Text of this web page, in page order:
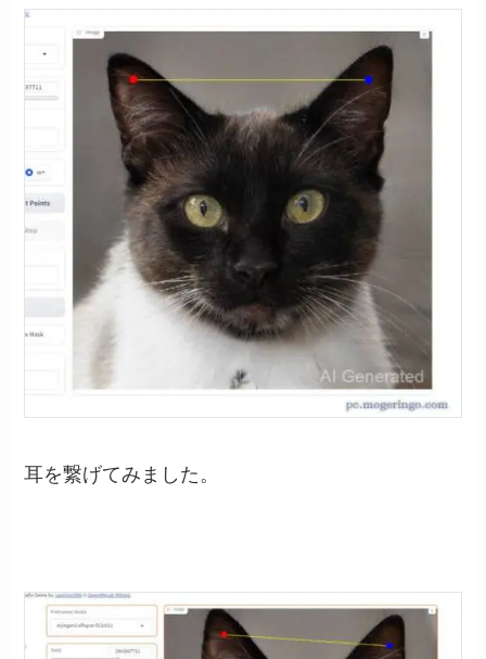
耳を繋げてみました。